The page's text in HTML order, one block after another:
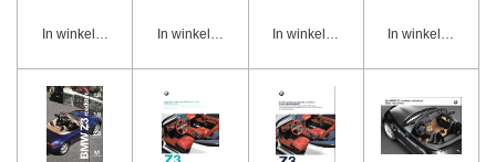
In winkelwagen In winkelwagen In winkelwagen In winkelwagen